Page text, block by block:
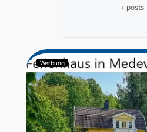
+ posts
Werbung